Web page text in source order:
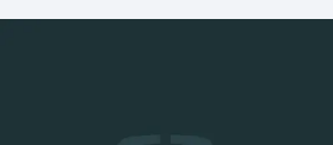
Atletika